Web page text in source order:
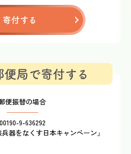
寄付する
便局で寄付する
便振替の場合
00190-9-636292
器をなくす日本キャンペーン」